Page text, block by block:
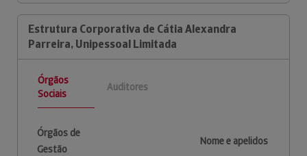
Estrutura Corporativa de Cátia Alexandra
Parreira, Unipessoal Limitada
Órgãos
Sociais
Auditores
Órgãos de
Gestão
Nome e apelidos